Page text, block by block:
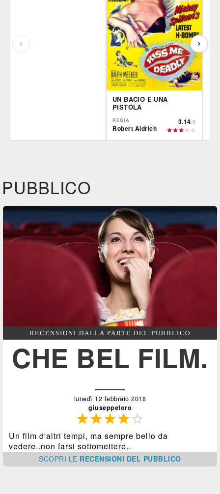
UN BACIO E UNA
PISTOLA
REGIA
Robert Aldrich
3.14/5
PUBBLICO
RECENSIONI DALLA PARTE DEL PUBBLICO
CHE BEL FILM.
lunedì 12 febbraio 2018
giuseppetoro

Un film d'altri tempi, ma sempre bello da
vedere..non farsi sottomettere..
SCOPRI LE RECENSIONI DEL PUBBLICO